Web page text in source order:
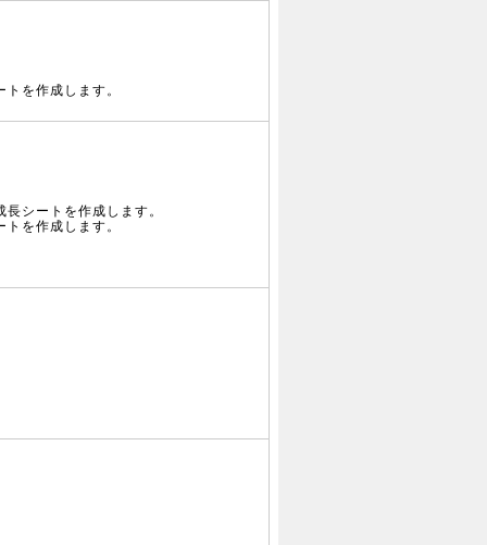
を作成します。
シートを作成します。
を作成します。